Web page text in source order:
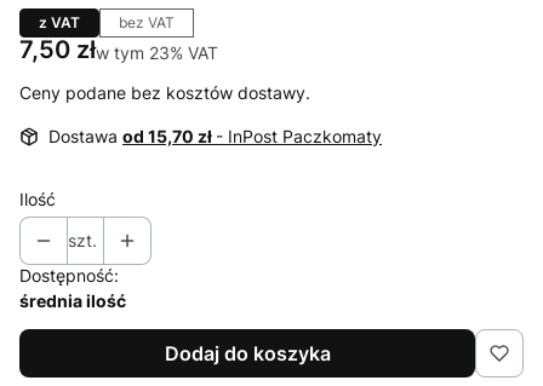
z VAT bez VAT
Cena
7,50 złw tym 23% VAT
w tym 23% VAT
Ceny podane bez kosztów dostawy.
Dostawa od 15,70 zł - InPost Paczkomaty
Ilość
szt.
Dostępność:
średnia ilość
Dodaj do koszyka